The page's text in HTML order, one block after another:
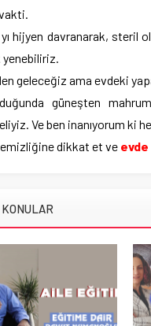
yı hijyen davranarak, steril
yenebiliriz.
geleceğiz ama evdeki
güneşten
Ve ben inanıyorum ki
dikkat et ve